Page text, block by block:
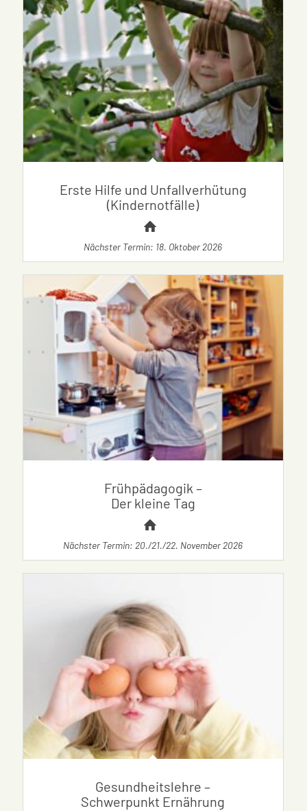
Erste Hilfe und Unfallverhütung
(Kindernotfälle)
Nächster Termin: 18. Oktober 2026
Frühpädagogik –
Der kleine Tag
Nächster Termin: 20./21./22. November 2026
Gesundheitslehre –
Schwerpunkt Ernährung